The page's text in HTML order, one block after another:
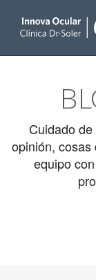
Cuidado
opinión, cosas
equipo